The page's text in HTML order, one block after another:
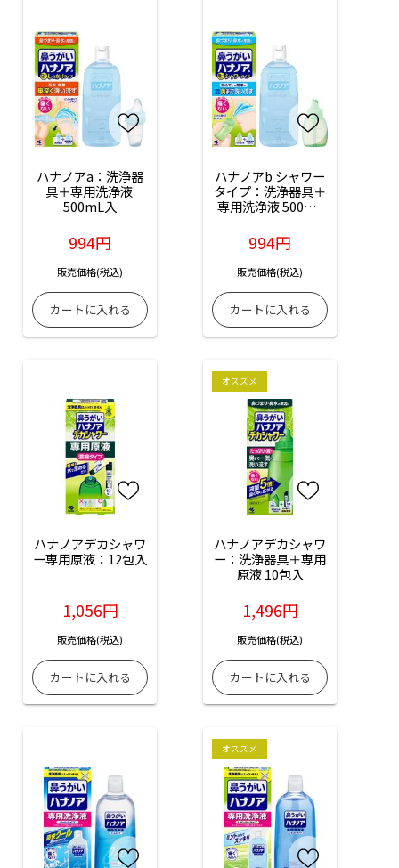
ハナノアa：洗浄器
具＋専用洗浄液
500mL入
994円
販売価格(税込)
ハナノアb シャワー
タイプ：洗浄器具＋
専用洗浄液 500mL
994円
販売価格(税込)
ハナノアデカシャワ
ー専用原液：12包入
1,056円
販売価格(税込)
オススメ
ハナノアデカシャワ
ー：洗浄器具＋専用
原液 10包入
1,496円
販売価格(税込)
オススメ